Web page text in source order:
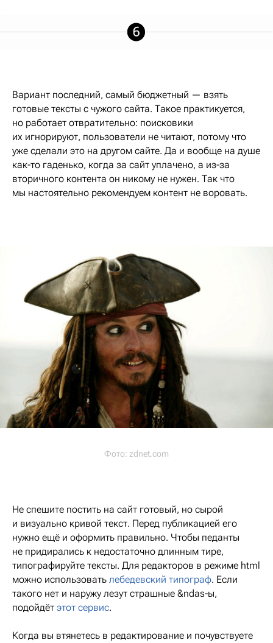
Вариант последний, самый бюджетный — взять
готовые тексты с чужого сайта. Такое практикуется,
но работает отвратительно: поисковики
их игнорируют, пользователи не читают, потому что
уже сделали это на другом сайте. Да и вообще на душе
как-то гаденько, когда за сайт уплачено, а из-за
вторичного контента он никому не нужен. Так что
мы настоятельно рекомендуем контент не воровать.
Фото: zdnet.com
Не спешите постить на сайт готовый, но сырой
и визуально кривой текст. Перед публикацией его
нужно ещё и оформить правильно. Чтобы педанты
не придирались к недостаточно длинным тире,
типографируйте тексты. Для редакторов в режиме html
можно использовать лебедевский типограф. Если
такого нет и наружу лезут страшные &ndas-ы,
подойдёт этот сервис.
Когда вы втянетесь в редактирование и почувствуете